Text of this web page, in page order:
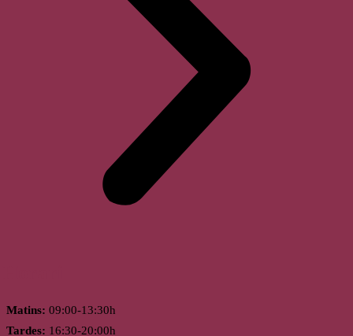
Matins: 09:00-13:30h
Tardes: 16:30-20:00h